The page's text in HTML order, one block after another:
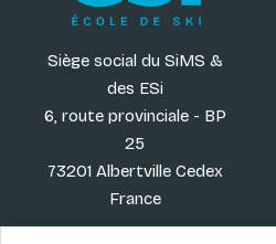
Siège social du SiMS &
des ESi
6, route provinciale - BP
25
73201 Albertville Cedex
France